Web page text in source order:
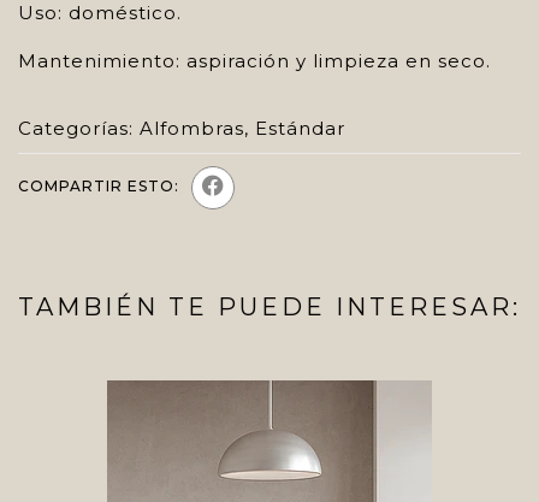
Uso: doméstico.
Mantenimiento: aspiración y limpieza en seco.
Categorías: Alfombras, Estándar
COMPARTIR ESTO:
TAMBIÉN TE PUEDE INTERESAR: